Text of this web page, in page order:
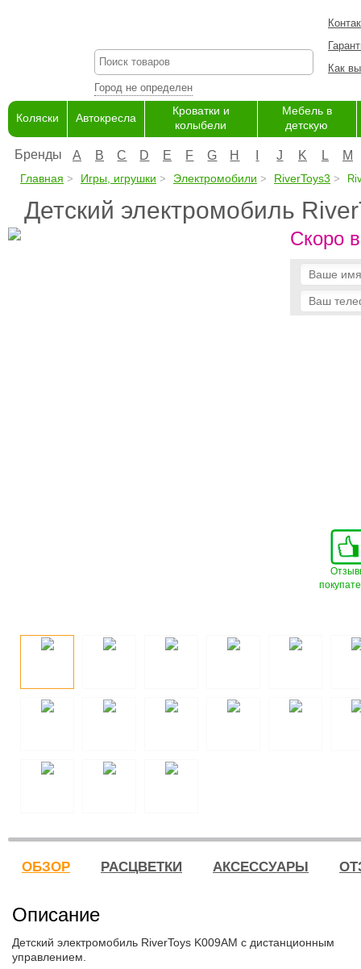
Город не определен
Как
Коляски Автокресла
Кроватки и
колыбели
Мебель в
детскую
Бренды A B C D E F G H J K L M
Главная Игры, игрушки Электромобили RiverToys3
Детский электромобиль
Скоро
ОБЗОР РАСЦВЕТКИ АКСЕССУАРЫ
Описание
Детский электромобиль RiverToys K009AM с дистанционным
управлением.